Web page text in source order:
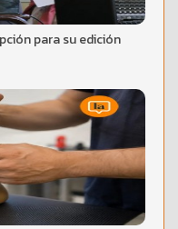
para su edición